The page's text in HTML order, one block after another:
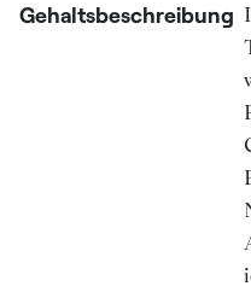
Gehaltsbeschreibung